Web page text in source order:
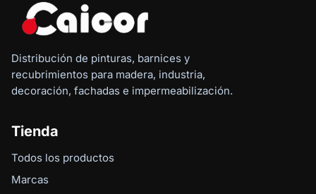
Distribución de pinturas, barnices y
recubrimientos para madera, industria,
decoración, fachadas e impermeabilización.
Tienda
Todos los productos
Marcas